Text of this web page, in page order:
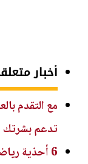
أخبار
مع التقدم
تدعم
6 أحذية